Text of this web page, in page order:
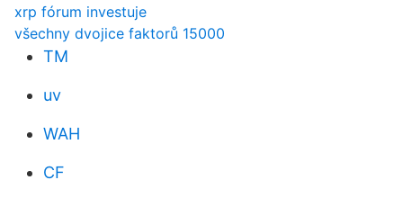
xrp fórum investuje
všechny dvojice faktorů 15000
TM
uv
WAH
CF